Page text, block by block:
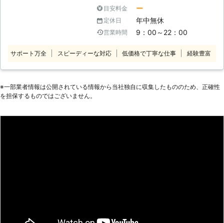
のお困りごと解消のお手伝いをいたし
ます！
き、ありませんか？ 体を動かせない
ときの買い物や、一人暮らしの家具移
動、テレビや電気機器の設置方法がわ
とが手に負えない……などなど。 そん
りごとなら どんなに小さなことで
事代行サービス、行っております
目安料金 ー
定休日 年中無休
営業時間 9：00～22：00
サポート万全 スピーディーな対応 低価格で丁寧な仕事 経験豊富
※⼀部業者情報は公開されている情報から当社独⾃に収集したもののため、正確性
を担保するものではございません。